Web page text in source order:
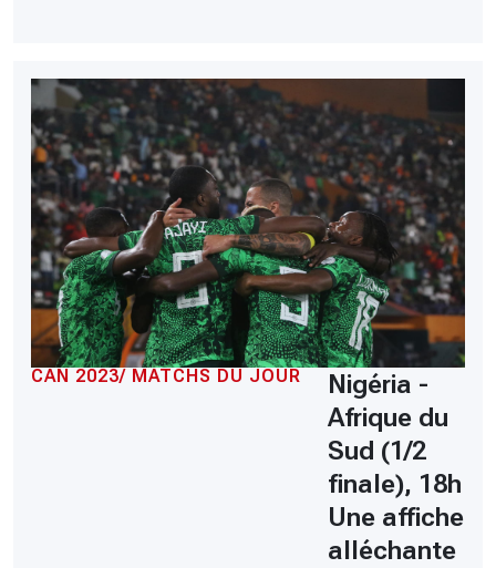
CAN 2023/ MATCHS DU JOUR
Nigéria -
Afrique du
Sud (1/2
finale), 18h
Une affiche
alléchante